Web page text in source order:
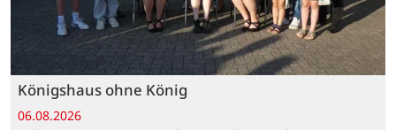
Königshaus ohne König
06.08.2026